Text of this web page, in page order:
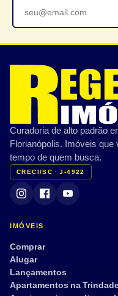
Bicicletário
Brinquedoteca
CARACTERÍSTICAS
Varanda/Sacada
Jardim
Vista mar
Semi mobiliado
Dep. de empregada
Tour 360°
Aplicar filtros
Curadoria de alto padrão
Florianópolis. Imóveis que
tempo de quem busca.
CRECI/SC · J-4922
IMÓVEIS
Comprar
Alugar
Lançamentos
Apartamentos na